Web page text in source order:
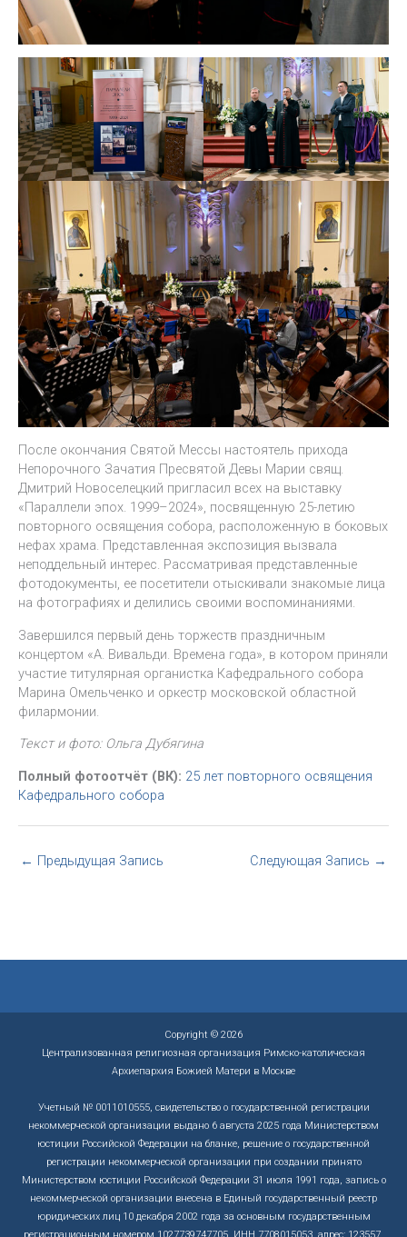
После окончания Святой Мессы настоятель прихода
Непорочного Зачатия Пресвятой Девы Марии свящ.
Дмитрий Новоселецкий пригласил всех на выставку
«Параллели эпох. 1999–2024», посвященную 25-летию
повторного освящения собора, расположенную в боковых
нефах храма. Представленная экспозиция вызвала
неподдельный интерес. Рассматривая представленные
фотодокументы, ее посетители отыскивали знакомые лица
на фотографиях и делились своими воспоминаниями.
Завершился первый день торжеств праздничным
концертом «А. Вивальди. Времена года», в котором приняли
участие титулярная органистка Кафедрального собора
Марина Омельченко и оркестр московской областной
филармонии.
Текст и фото: Ольга Дубягина
Полный фотоотчёт (ВК): 25 лет повторного освящения
Кафедрального собора
← Предыдущая Запись Следующая Запись →
Copyright © 2026
Централизованная религиозная организация Римско-католическая
Архиепархия Божией Матери в Москве
Учетный № 0011010555, свидетельство о государственной регистрации
некоммерческой организации выдано 6 августа 2025 года Министерством
юстиции Российской Федерации на бланке, решение о государственной
регистрации некоммерческой организации при создании принято
Министерством юстиции Российской Федерации 31 июля 1991 года, запись о
некоммерческой организации внесена в Единый государственный реестр
юридических лиц 10 декабря 2002 года за основным государственным